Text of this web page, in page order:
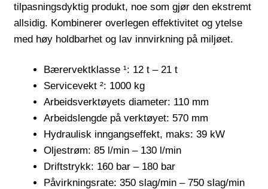
tilpasningsdyktig produkt, noe som gjør den ekstremt
allsidig. Kombinerer overlegen effektivitet og ytelse
med høy holdbarhet og lav innvirkning på miljøet.
Bærervektklasse ¹: 12 t – 21 t
Servicevekt ²: 1000 kg
Arbeidsverktøyets diameter: 110 mm
Arbeidslengde på verktøyet: 570 mm
Hydraulisk inngangseffekt, maks: 39 kW
Oljestrøm: 85 l/min – 130 l/min
Driftstrykk: 160 bar – 180 bar
Påvirkningsrate: 350 slag/min – 750 slag/min